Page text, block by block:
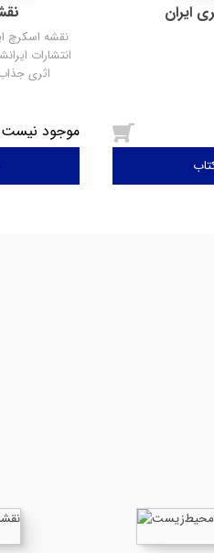
ایران
نقشه اسکرچ
انتشارات
اثری
موجود نیست